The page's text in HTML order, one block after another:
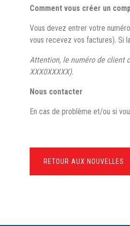
Comment vous créer un
Vous devez entrer votre
vous recevez vos factures). Si
Attention, le numéro de client
XXX0XXXXX).
Nous contacter
En cas de problème et/ou si
RETOUR AUX NOUVELLES